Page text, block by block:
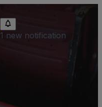
1 new notification